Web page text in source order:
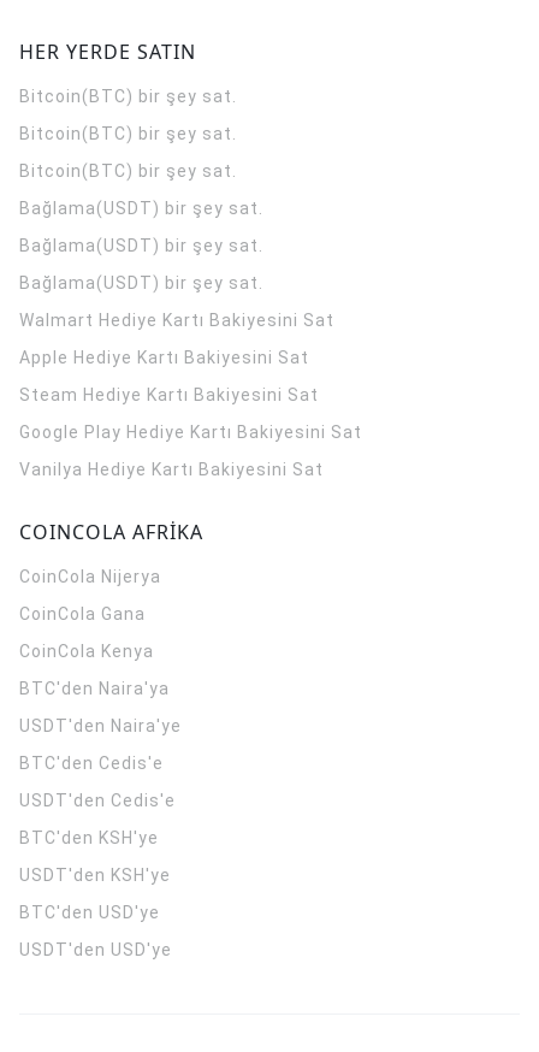
HER YERDE SATIN
Bitcoin(BTC) bir şey sat.
Bitcoin(BTC) bir şey sat.
Bitcoin(BTC) bir şey sat.
Bağlama(USDT) bir şey sat.
Bağlama(USDT) bir şey sat.
Bağlama(USDT) bir şey sat.
Walmart Hediye Kartı Bakiyesini Sat
Apple Hediye Kartı Bakiyesini Sat
Steam Hediye Kartı Bakiyesini Sat
Google Play Hediye Kartı Bakiyesini Sat
Vanilya Hediye Kartı Bakiyesini Sat
COINCOLA AFRİKA
CoinCola Nijerya
CoinCola Gana
CoinCola Kenya
BTC'den Naira'ya
USDT'den Naira'ye
BTC'den Cedis'e
USDT'den Cedis'e
BTC'den KSH'ye
USDT'den KSH'ye
BTC'den USD'ye
USDT'den USD'ye